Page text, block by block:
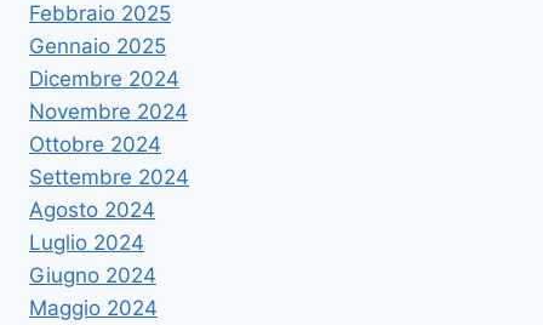
Febbraio 2025
Gennaio 2025
Dicembre 2024
Novembre 2024
Ottobre 2024
Settembre 2024
Agosto 2024
Luglio 2024
Giugno 2024
Maggio 2024